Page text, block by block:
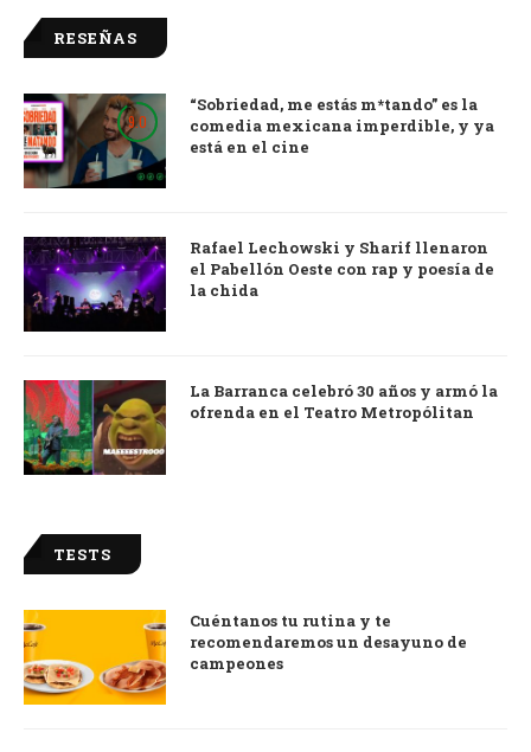
RESEÑAS
9.0
“Sobriedad, me estás m*tando” es la
comedia mexicana imperdible, y ya
está en el cine
Rafael Lechowski y Sharif llenaron
el Pabellón Oeste con rap y poesía de
la chida
La Barranca celebró 30 años y armó la
ofrenda en el Teatro Metropólitan
TESTS
Cuéntanos tu rutina y te
recomendaremos un desayuno de
campeones